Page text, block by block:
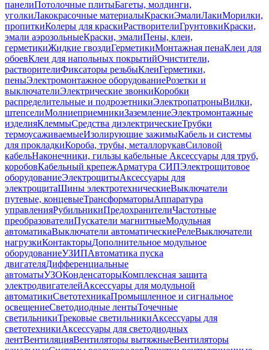
панелиПотолочные плитыБагеты, молдинги,
уголкиЛакокрасочные материалыКраскиЭмалиЛакиМорилки,
пропиткиКолеры для краскиРастворителиГрунтовкиКраски,
эмали аэрозольныеКраски, эмалиПены, клеи,
герметикиЖидкие гвоздиГерметикиМонтажная пенаКлеи для
обоевКлеи для напольных покрытийОчистители,
растворителиФиксаторы резьбыКлеиГерметики,
пеныЭлектромонтажное оборудованиеРозетки и
выключателиЭлектрические звонкиКоробки
распределительные и подрозетникиЭлектропатроныВилки,
штепселиМолниеприемникиЗаземлениеЭлектромонтажные
изделияКлеммыСредства диэлектрическиеТрубки
термоусаживаемыеИзолирующие зажимыКабель и системы
для прокладкиКороба, трубы, металлорукавСиловой
кабельНаконечники, гильзы кабельные Аксессуары для труб,
коробовКабельный крепежАрматура СИПЭлектрощитовое
оборудованиеЭлектрощитыАксессуары для
электрощитаШины электротехническиеВыключатели
путевые, концевыеТрансформаторыАппаратура
управленияРубильникиПредохранителиЧастотные
преобразователиПускатели магнитныеМодульная
автоматикаВыключатели автоматическиеРелеВыключатели
нагрузкиКонтакторыДополнительное модульное
оборудованиеУЗИПАвтоматика пуска
двигателяДифференциальные
автоматыУЗОКонденсаторыКомплексная защита
электродвигателейАксессуары для модульной
автоматикиСветотехникаПромышленное и сигнальное
освещениеСветодиодные лентыТочечные
светильникиТрековые светильникиАксессуары для
светотехникиАксессуары для светодиодных
лентВентиляцияВентиляторы вытяжныеВентиляторы